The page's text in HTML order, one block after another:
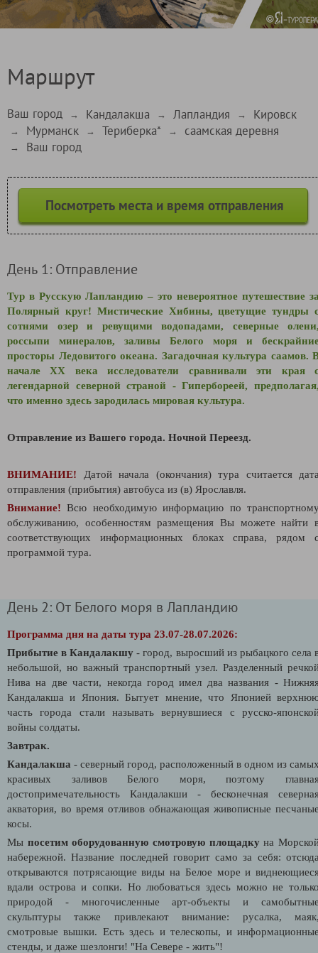
Маршрут
Ваш город → Кандалакша → Лапландия → Кировск
→ Мурманск → Териберка* → саамская деревня
→ Ваш город
Посмотреть места и время отправления
День 1: Отправление
Тур в Русскую Лапландию – это невероятное путешествие
Полярный круг! Мистические Хибины, цветущие тундры
сотнями озер и ревущими водопадами, северные
россыпи минералов, заливы Белого моря и
просторы Ледовитого океана. Загадочная культура саамов.
начале XX века исследователи сравнивали эти края
легендарной северной страной - Гипербореей,
что именно здесь зародилась мировая культура.
Отправление из Вашего города. Ночной Переезд.
ВНИМАНИЕ! Датой начала (окончания) тура считается
отправления (прибытия) автобуса из (в) Ярославля.
Внимание! Всю необходимую информацию по
обслуживанию, особенностям размещения Вы можете найти
соответствующих информационных блоках справа, рядом
программой тура.
День 2: От Белого моря в Лапландию
Программа дня на даты тура 23.07-28.07.2026:
Прибытие в Кандалакшу- город, выросший из рыбацкого села
небольшой, но важный транспортный узел. Разделенный
Нива на две части, некогда город имел два названия -
Кандалакша и Япония. Бытует мнение, что Японией
часть города стали называть вернувшиеся с русско-
войны солдаты.
Завтрак.
Кандалакша - северный город, расположенный в одном из
красивых заливов Белого моря, поэтому
достопримечательность Кандалакши - бесконечная
акватория, во время отливов обнажающая живописные
косы.
Мы посетим оборудованную смотровую площадкуна
набережной. Название последней говорит само за себя:
открываются потрясающие виды на Белое море и
вдали острова и сопки. Но любоваться здесь можно не
природой - многочисленные арт-объекты и
скульптуры также привлекают внимание: русалка,
смотровые вышки. Есть здесь и телескопы, и
стенды, и даже шезлонги! "На Севере - жить"!